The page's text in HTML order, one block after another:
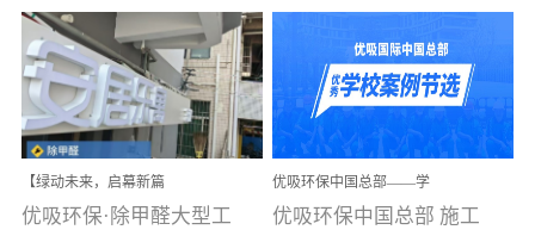
取得了多项产品技术专利
和多项国家版权局著作
权，获得高新技术企业称
号。生产优势自主生产自
给自足，优吸公司于2015
在广州番禺区成功建立产
品线生产基地，工厂拥有
【绿动未来，启幕新篇
章】优吸环保中标深圳安
居乐寓，超大型工装室内
优吸环保·除甲醛大型工
优吸环保中国总部——学
校施工案例(节选)
优吸环保中国总部 施工